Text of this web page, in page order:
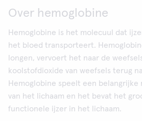
Over hemoglobine
Hemoglobine is het molecuul dat
het bloed transporteert.
longen, vervoert het naar de
koolstofdioxide van weefsels terug
Hemoglobine speelt een belangrijke
van het lichaam en het bevat het
functionele ijzer in het lichaam.